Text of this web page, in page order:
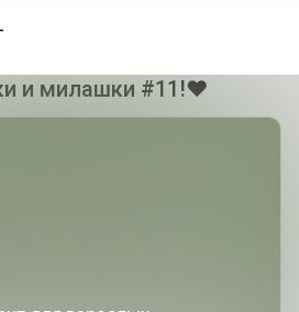
и милашки #11!❤